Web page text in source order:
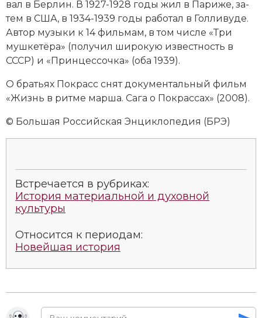
вал в Бер­лин. В 1927-1928 годы жил в Па­ри­же, за­
тем в США, в 1934-1939 годы ра­бо­тал в Гол­ли­ву­де.
Ав­тор му­зы­ки к 14 филь­мам, в том числе «Три
муш­ке­тё­ра» (по­лу­чил ши­ро­кую из­вест­ность в
СССР) и «Прин­цес­соч­ка» (оба 1939).
О брать­ях Покрасс снят до­ку­мен­таль­ный фильм
«Жизнь в рит­ме мар­ша. Са­га о По­крас­сах» (2008).
© Большая Российская Энциклопедия (БРЭ)
Встречается в рубриках:
История материальной и духовной
культуры
Относится к периодам:
Новейшая история